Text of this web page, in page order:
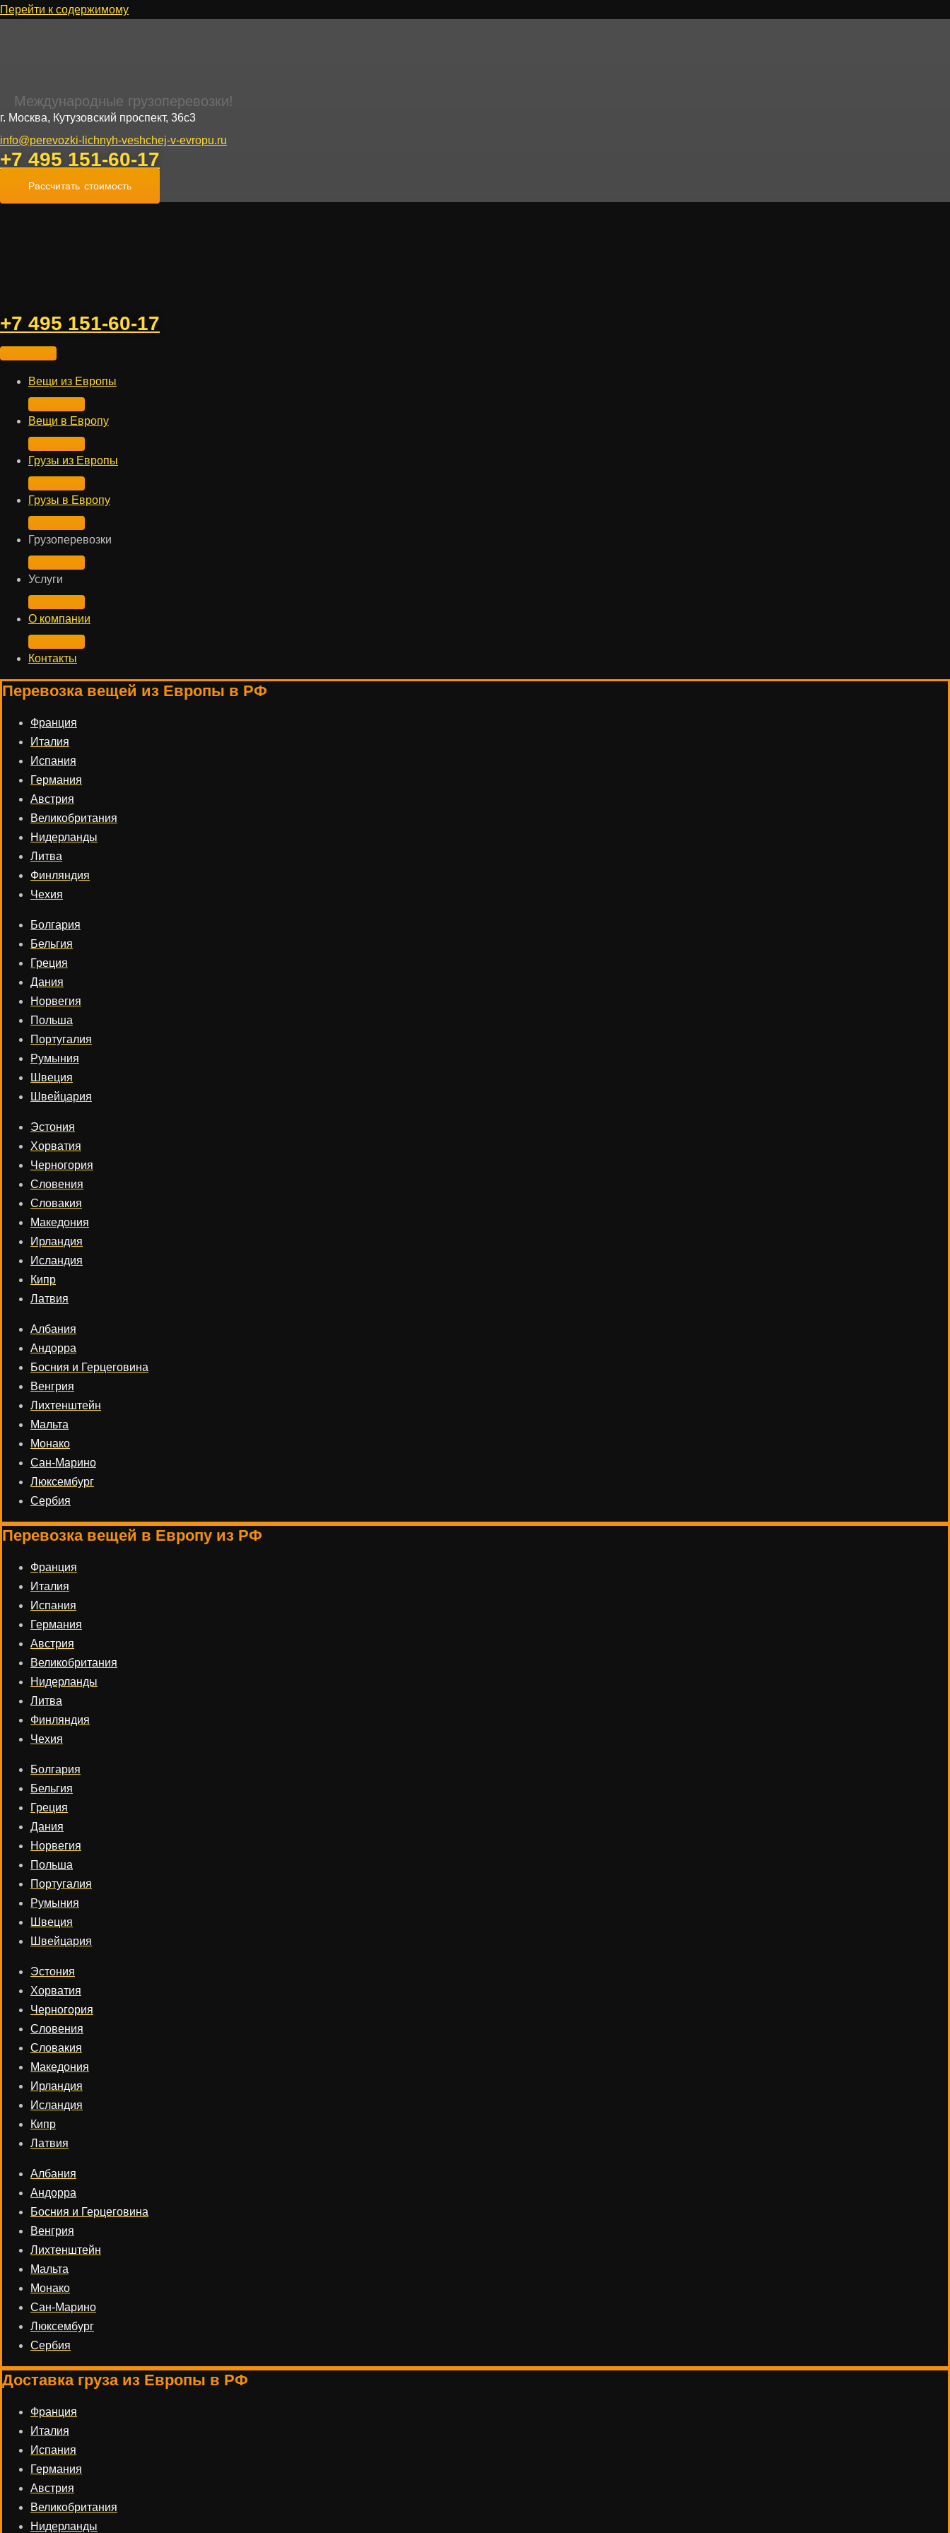
Перейти к содержимому
Международные грузоперевозки!
г. Москва, Кутузовский проспект, 36с3
info@perevozki-lichnyh-veshchej-v-evropu.ru
+7 495 151-60-17
Рассчитать стоимость
+7 495 151-60-17
Вещи из Европы
Вещи в Европу
Грузы из Европы
Грузы в Европу
Грузоперевозки
Услуги
О компании
Контакты
Перевозка вещей из Европы в РФ
Франция
Италия
Испания
Германия
Австрия
Великобритания
Нидерланды
Литва
Финляндия
Чехия
Болгария
Бельгия
Греция
Дания
Норвегия
Польша
Португалия
Румыния
Швеция
Швейцария
Эстония
Хорватия
Черногория
Словения
Словакия
Македония
Ирландия
Исландия
Кипр
Латвия
Албания
Андорра
Босния и Герцеговина
Венгрия
Лихтенштейн
Мальта
Монако
Сан-Марино
Люксембург
Сербия
Перевозка вещей в Европу из РФ
Франция
Италия
Испания
Германия
Австрия
Великобритания
Нидерланды
Литва
Финляндия
Чехия
Болгария
Бельгия
Греция
Дания
Норвегия
Польша
Португалия
Румыния
Швеция
Швейцария
Эстония
Хорватия
Черногория
Словения
Словакия
Македония
Ирландия
Исландия
Кипр
Латвия
Албания
Андорра
Босния и Герцеговина
Венгрия
Лихтенштейн
Мальта
Монако
Сан-Марино
Люксембург
Сербия
Доставка груза из Европы в РФ
Франция
Италия
Испания
Германия
Австрия
Великобритания
Нидерланды